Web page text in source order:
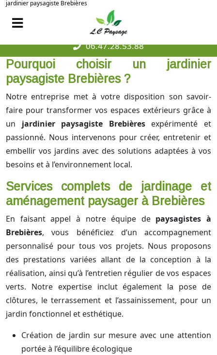
jardinier paysagiste Brebières
06.47.28.53.88
Pourquoi choisir un jardinier
paysagiste Brebières ?
Notre entreprise met à votre disposition son savoir-
faire pour transformer vos espaces extérieurs grâce à
un jardinier paysagiste Brebièresexpérimenté et
passionné. Nous intervenons pour créer, entretenir et
embellir vos jardins avec des solutions adaptées à vos
besoins et à l’environnement local.
Services complets de jardinage et
aménagement paysager à Brebières
En faisant appel à notre équipe de paysagistes à
Brebières, vous bénéficiez d’un accompagnement
personnalisé pour tous vos projets. Nous proposons
des prestations variées allant de la conception à la
réalisation, ainsi qu’à l’entretien régulier de vos espaces
verts. Notre expertise inclut également la pose de
clôtures, le terrassement et l’assainissement, pour un
jardin fonctionnel et esthétique.
Création de jardin sur mesure avec une attention
portée à l’équilibre écologique